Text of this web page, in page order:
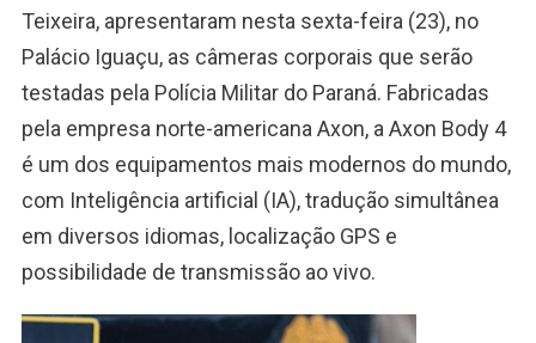
Teixeira, apresentaram nesta sexta-feira (23), no
Palácio Iguaçu, as câmeras corporais que serão
testadas pela Polícia Militar do Paraná. Fabricadas
pela empresa norte-americana Axon, a Axon Body 4
é um dos equipamentos mais modernos do mundo,
com Inteligência artificial (IA), tradução simultânea
em diversos idiomas, localização GPS e
possibilidade de transmissão ao vivo.